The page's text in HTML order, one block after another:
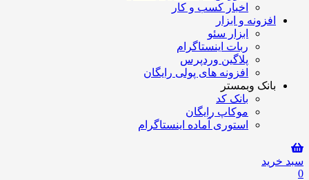
اخبار کسب و کار
افزونه و ابزار
ابزار سئو
ربات اینستاگرام
پلاگین وردپرس
افزونه های پولی رایگان
بانک وبمستر
بانک کد
موکاپ رایگان
استوری آماده اینستاگرام
سبد خرید
0